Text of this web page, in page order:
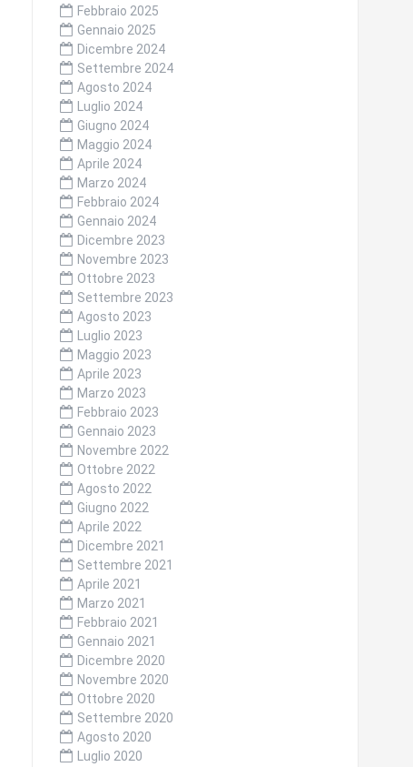
Febbraio 2025
Gennaio 2025
Dicembre 2024
Settembre 2024
Agosto 2024
Luglio 2024
Giugno 2024
Maggio 2024
Aprile 2024
Marzo 2024
Febbraio 2024
Gennaio 2024
Dicembre 2023
Novembre 2023
Ottobre 2023
Settembre 2023
Agosto 2023
Luglio 2023
Maggio 2023
Aprile 2023
Marzo 2023
Febbraio 2023
Gennaio 2023
Novembre 2022
Ottobre 2022
Agosto 2022
Giugno 2022
Aprile 2022
Dicembre 2021
Settembre 2021
Aprile 2021
Marzo 2021
Febbraio 2021
Gennaio 2021
Dicembre 2020
Novembre 2020
Ottobre 2020
Settembre 2020
Agosto 2020
Luglio 2020